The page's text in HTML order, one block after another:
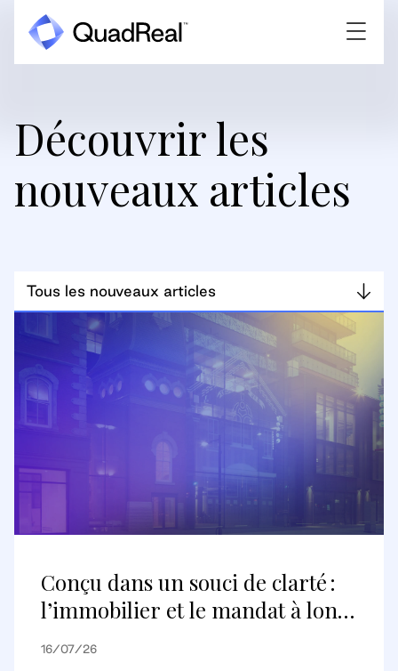
Découvrir les
nouveaux articles
Tous les nouveaux articles
Conçu dans un souci de clarté :
l’immobilier et le mandat à long
terme
16/07/26